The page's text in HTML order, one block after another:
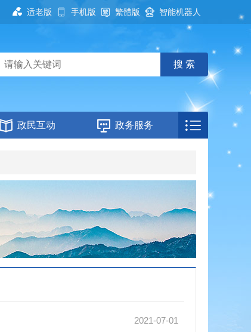
适老版 手机版 繁體版 智能机器人
政民互动 政务服务
2021-07-01